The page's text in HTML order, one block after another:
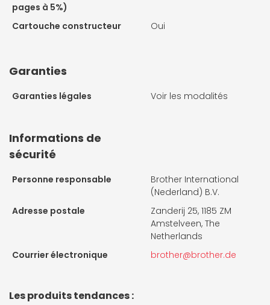
pages à 5%)
Cartouche constructeur Oui
Garanties
Garanties légales Voir les modalités
Informations de
sécurité
Personne responsable
Brother International
(Nederland) B.V.
Adresse postale
Zanderij 25, 1185 ZM
Amstelveen, The
Netherlands
Courrier électronique
brother@brother.de
Les produits tendances :